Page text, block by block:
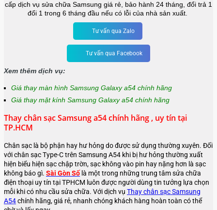
cấp dịch vụ sửa chữa Samsung giá rẻ, bảo hành 24 tháng, đổi trả 1
đổi 1 trong 6 tháng đầu nếu có lỗi của nhà sản xuất.
Tư vấn qua Zalo
Tư vấn qua Facebook
Xem thêm dịch vụ:
Giá thay màn hình Samsung Galaxy a54 chính hãng
Giá thay mặt kính Samsung Galaxy a54 chính hãng
Thay chân sạc Samsung a54 chính hãng , uy tín tại
TP.HCM
Chân sạc là bộ phận hay hư hỏng do được sử dụng thường xuyên. Đối
với chân sạc Type-C trên Samsung A54 khi bị hư hỏng thường xuất
hiện biểu hiện sạc chập trờn, sạc không vào pin hay nặng hơn là sạc
không báo gì. Sài Gòn Số là một trong những trung tâm sửa chữa
điện thoại uy tín tại TPHCM luôn được người dùng tin tưởng lựa chọn
mỗi khi có nhu cầu sửa chữa. Với dịch vụ Thay chân sạc Samsung
A54chính hãng, giá rẻ, nhanh chóng khách hàng hoàn toàn có thể